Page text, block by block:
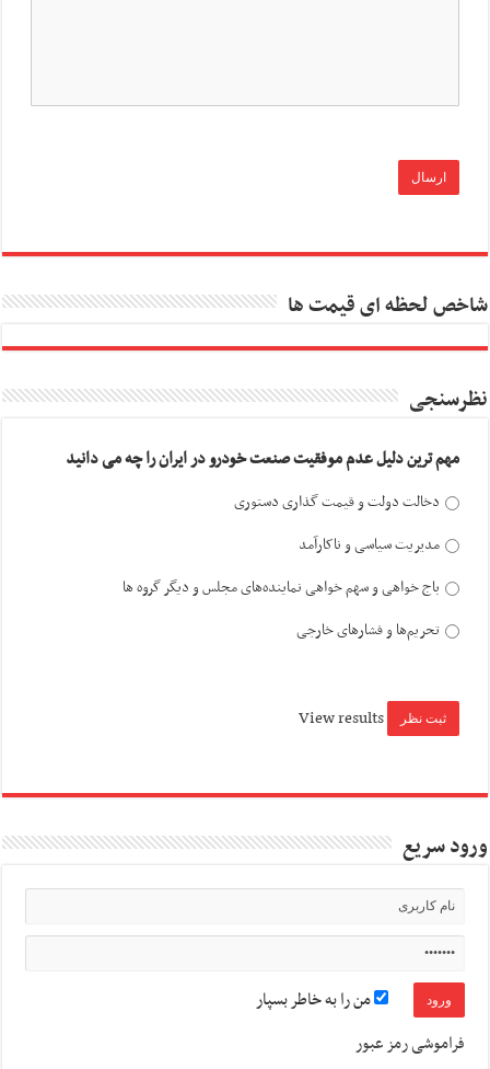
شاخص لحظه ای قیمت ها
نظرسنجی
مهم ترین دلیل عدم موفقیت صنعت خودرو در ایران را چه می دانید
دخالت دولت و قیمت گذاری دستوری
مدیریت سیاسی و ناکارآمد
باج خواهی و سهم خواهی نماینده‌های مجلس و دیگر گروه ها
تحریم‌ها و فشارهای خارجی
View results
ورود سریع
من را به خاطر بسپار
فراموشی رمز عبور